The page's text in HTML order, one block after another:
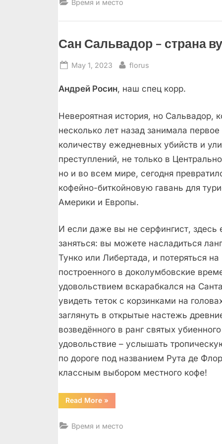
Время и место
Сан Сальвадор – страна
Posted
May 1, 2023 By
florus
Андрей Росин, наш спец корр.
Невероятная история, но Сальвадор,
несколько лет назад занимала
количеству ежедневных убийств и
преступлений, не только в
но и во всем мире, сегодня
кофейно-биткойновую гавань для
Америки и Европы.
И если даже вы не серфингист, здесь
заняться: вы можете насладиться
Тунко или Либертада, и потеряться
построенного в доколумбовские
удовольствием вскарабкался на
увидеть теток с корзинками на
заглянуть в открытые настежь
возведённого в ранг святых
удовольствие – услышать
по дороге под названием Рута де
классным выбором местного кофе!
Read More“Сан
Сальвадор
вулканов
»
Время и место